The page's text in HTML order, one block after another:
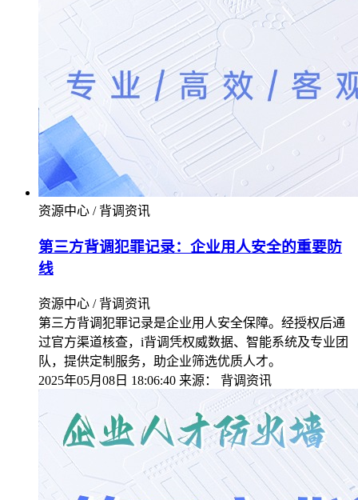
资源中心 / 背调资讯
第三方背调犯罪记录：企业用人安全的重要防
线
资源中心 / 背调资讯
第三方背调犯罪记录是企业用人安全保障。经授权后通
过官方渠道核查，i背调凭权威数据、智能系统及专业团
队，提供定制服务，助企业筛选优质人才。
2025年05月08日 18:06:40 来源： 背调资讯